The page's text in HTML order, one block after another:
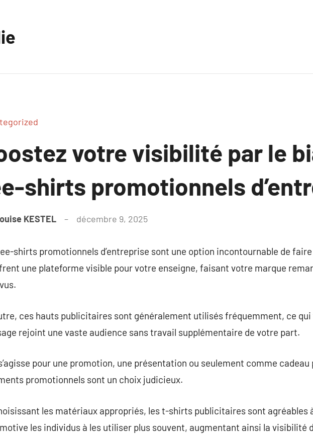
votre visibilité par le
shirts promotionnels
KESTEL décembre 9, 2025
shirts promotionnels d’entreprise sont une option incontournable de
une plateforme visible pour votre enseigne, faisant votre marque
ces hauts publicitaires sont généralement utilisés fréquemment, ce
rejoint une vaste audience sans travail supplémentaire de votre part.
s’agisse pour une promotion, une présentation ou seulement comme
promotionnels sont un choix judicieux.
les matériaux appropriés, les t-shirts publicitaires sont agréables
les individus à les utiliser plus souvent, augmentant ainsi la visibilité